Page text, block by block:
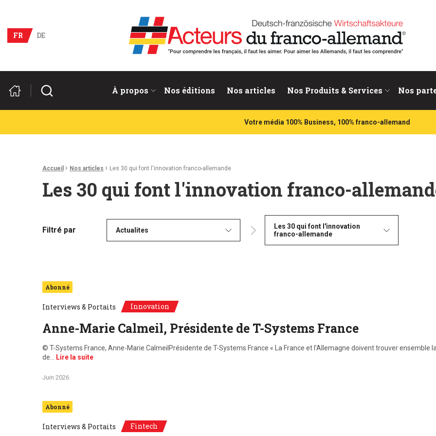
Acteurs du franco-allemand
FR
DE
À propos Nos éditions Nos articles Nos Produits & Services Nos
Rechercher
Votre média 100% Business, 100% franco-allemand
Fil d'Ariane :
Accueil › Nos articles › Les 30 qui font l'innovation franco-allemande
Les 30 qui font l'innovation franco-
Filtré par Actualites
Les 30 qui font l'innovation
franco-allemande
Abonné
Interviews & Portaits Innovation
Anne-Marie Calmeil, Présidente de T-Systems France
© T-Systems France, Anne-Marie CalmeilPrésidente de T-Systems France « La France et l’Allemagne doivent trouver
de…
Lire la suite
Juin 2026
Abonné
Interviews & Portaits Fintech